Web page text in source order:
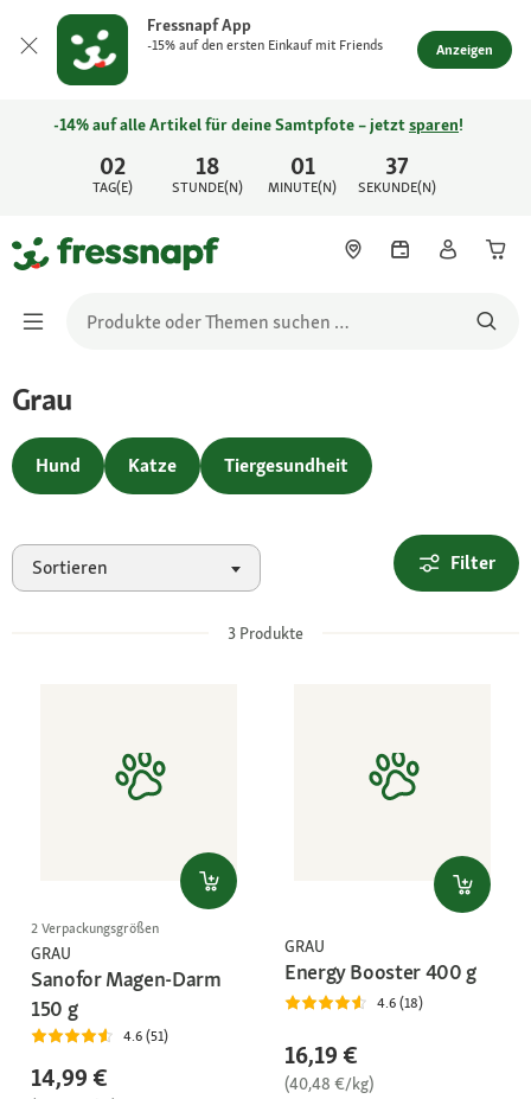
Fressnapf App
-15% auf den ersten Einkauf mit Friends Anzeigen
02
TAG(E)
18
STUNDE(N)
01
MINUTE(N)
37
SEKUNDE(N)
-14% auf alle Artikel für deine Samtpfote – jetztsparen!
Grau
Hund Katze Tiergesundheit
Sortieren Filter
3 Produkte
2 Verpackungsgrößen
GRAU
Sanofor Magen-Darm
150 g
4.6 (51)
14,99 €
GRAU
Energy Booster 400 g
4.6 (18)
16,19 €
(40,48 €/kg)